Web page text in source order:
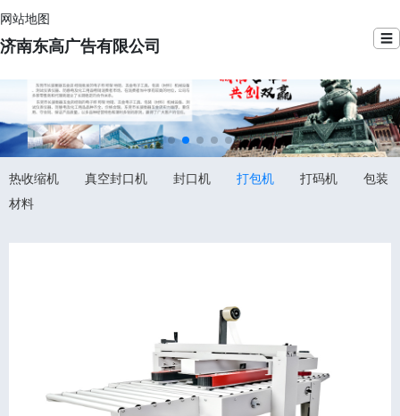
网站地图
济南东高广告有限公司 ☰
热收缩机 真空封口机 封口机 打包机 打码机
包装
材料